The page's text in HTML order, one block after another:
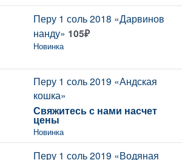
Перу 1 соль 2018 «Дарвинов
нанду» 105₽
Новинка
Перу 1 соль 2019 «Андская
кошка»
Свяжитесь с нами насчет
цены
Новинка
Перу 1 соль 2019 «Водяная